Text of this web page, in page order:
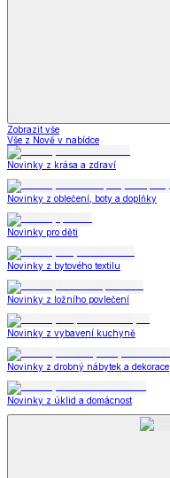
Zobrazit vše
Vše z Nově v nabídce
Novinky z krása a zdraví
Novinky z oblečení, boty a doplňky
Novinky pro děti
Novinky z bytového textilu
Novinky z ložního povlečení
Novinky z vybavení kuchyně
Novinky z drobný nábytek a dekorace
Novinky z úklid a domácnost